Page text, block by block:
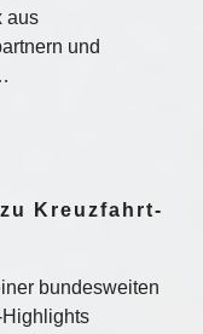
aus
und
Kreuzfahrt-
bundesweiten